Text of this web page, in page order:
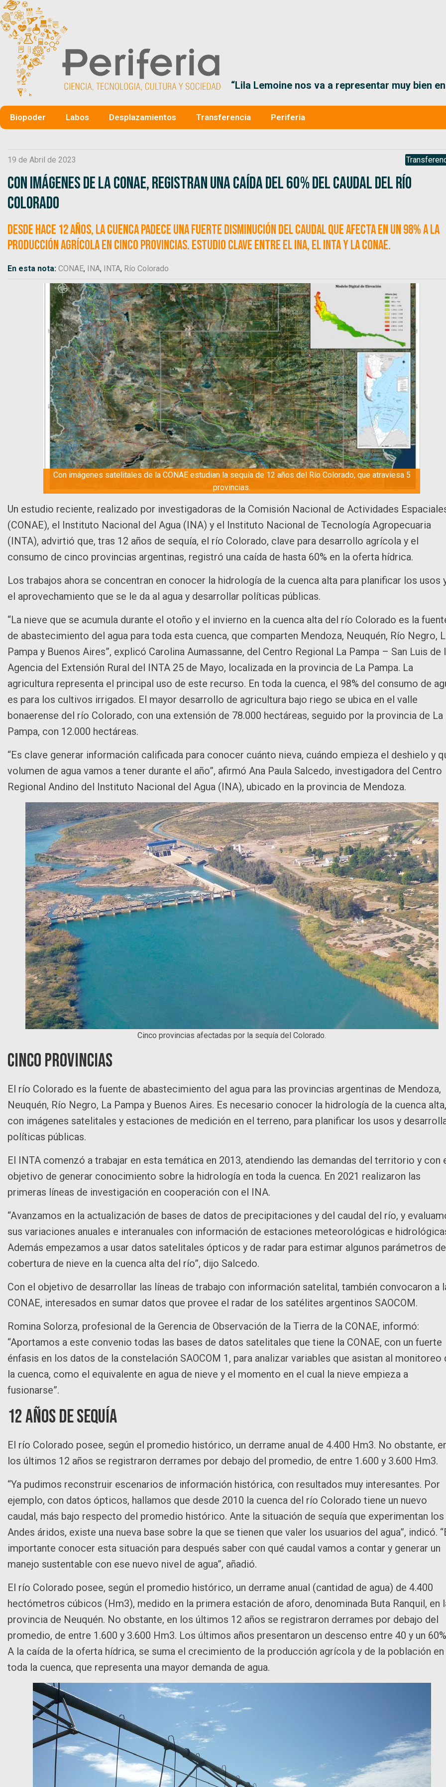
“Lila Lemoine nos va a representar muy bien
Biopoder Labos Desplazamientos Transferencia Periferia
19 de Abril de 2023
Con imágenes de la CONAE, registran una caída del 60% del caudal del río
Colorado
Desde hace 12 años, la cuenca padece una fuerte disminución del caudal que afecta en un 98% a la
producción agrícola en cinco provincias. Estudio clave entre el INA, el INTA y la CONAE.
En esta nota: CONAE, INA, INTA, Río Colorado
Con imágenes satelitales de la CONAE estudian la sequía de 12 años del Río Colorado, que atraviesa 5
provincias.
Un estudio reciente, realizado por investigadoras de la Comisión Nacional de Actividades
(CONAE), el Instituto Nacional del Agua (INA) y el Instituto Nacional de Tecnología Agropecuaria
(INTA), advirtió que, tras 12 años de sequía, el río Colorado, clave para desarrollo agrícola y el
consumo de cinco provincias argentinas, registró una caída de hasta 60% en la oferta hídrica.
Los trabajos ahora se concentran en conocer la hidrología de la cuenca alta para planificar los usos
el aprovechamiento que se le da al agua y desarrollar políticas públicas.
“La nieve que se acumula durante el otoño y el invierno en la cuenca alta del río Colorado es la
de abastecimiento del agua para toda esta cuenca, que comparten Mendoza, Neuquén, Río Negro,
Pampa y Buenos Aires”, explicó Carolina Aumassanne, del Centro Regional La Pampa – San Luis de
Agencia del Extensión Rural del INTA 25 de Mayo, localizada en la provincia de La Pampa. La
agricultura representa el principal uso de este recurso. En toda la cuenca, el 98% del consumo de
es para los cultivos irrigados. El mayor desarrollo de agricultura bajo riego se ubica en el valle
bonaerense del río Colorado, con una extensión de 78.000 hectáreas, seguido por la provincia de La
Pampa, con 12.000 hectáreas.
“Es clave generar información calificada para conocer cuánto nieva, cuándo empieza el deshielo y
volumen de agua vamos a tener durante el año”, afirmó Ana Paula Salcedo, investigadora del Centro
Regional Andino del Instituto Nacional del Agua (INA), ubicado en la provincia de Mendoza.
Cinco provincias afectadas por la sequía del Colorado.
Cinco provincias
El río Colorado es la fuente de abastecimiento del agua para las provincias argentinas de Mendoza,
Neuquén, Río Negro, La Pampa y Buenos Aires. Es necesario conocer la hidrología de la cuenca alta,
con imágenes satelitales y estaciones de medición en el terreno, para planificar los usos y
políticas públicas.
El INTA comenzó a trabajar en esta temática en 2013, atendiendo las demandas del territorio y con
objetivo de generar conocimiento sobre la hidrología en toda la cuenca. En 2021 realizaron las
primeras líneas de investigación en cooperación con el INA.
“Avanzamos en la actualización de bases de datos de precipitaciones y del caudal del río, y
sus variaciones anuales e interanuales con información de estaciones meteorológicas e
Además empezamos a usar datos satelitales ópticos y de radar para estimar algunos parámetros
cobertura de nieve en la cuenca alta del río”, dijo Salcedo.
Con el objetivo de desarrollar las líneas de trabajo con información satelital, también convocaron a
CONAE, interesados en sumar datos que provee el radar de los satélites argentinos SAOCOM.
Romina Solorza, profesional de la Gerencia de Observación de la Tierra de la CONAE, informó:
“Aportamos a este convenio todas las bases de datos satelitales que tiene la CONAE, con un fuerte
énfasis en los datos de la constelación SAOCOM 1, para analizar variables que asistan al monitoreo
la cuenca, como el equivalente en agua de nieve y el momento en el cual la nieve empieza a
fusionarse”.
12 años de sequía
El río Colorado posee, según el promedio histórico, un derrame anual de 4.400 Hm3. No obstante,
los últimos 12 años se registraron derrames por debajo del promedio, de entre 1.600 y 3.600 Hm3.
“Ya pudimos reconstruir escenarios de información histórica, con resultados muy interesantes. Por
ejemplo, con datos ópticos, hallamos que desde 2010 la cuenca del río Colorado tiene un nuevo
caudal, más bajo respecto del promedio histórico. Ante la situación de sequía que experimentan los
Andes áridos, existe una nueva base sobre la que se tienen que valer los usuarios del agua”, indicó.
importante conocer esta situación para después saber con qué caudal vamos a contar y generar un
manejo sustentable con ese nuevo nivel de agua”, añadió.
El río Colorado posee, según el promedio histórico, un derrame anual (cantidad de agua) de 4.400
hectómetros cúbicos (Hm3), medido en la primera estación de aforo, denominada Buta Ranquil, en
provincia de Neuquén. No obstante, en los últimos 12 años se registraron derrames por debajo del
promedio, de entre 1.600 y 3.600 Hm3. Los últimos años presentaron un descenso entre 40 y un
A la caída de la oferta hídrica, se suma el crecimiento de la producción agrícola y de la población en
toda la cuenca, que representa una mayor demanda de agua.